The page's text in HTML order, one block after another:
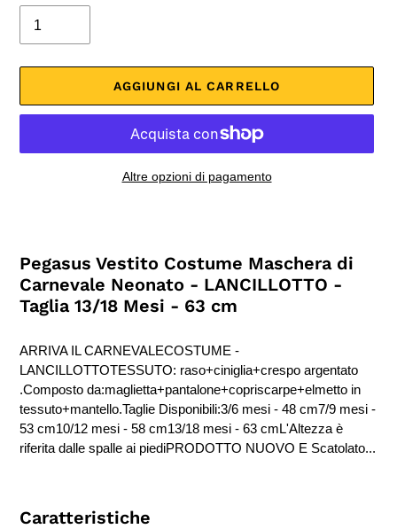
AGGIUNGI AL CARRELLO
Altre opzioni di pagamento
nel
carrello
Pegasus Vestito Costume Maschera di
Carnevale Neonato - LANCILLOTTO -
Taglia 13/18 Mesi - 63 cm
ARRIVA IL CARNEVALECOSTUME -
LANCILLOTTOTESSUTO: raso+ciniglia+crespo argentato
.Composto da:maglietta+pantalone+copriscarpe+elmetto in
tessuto+mantello.Taglie Disponibili:3/6 mesi - 48 cm7/9 mesi -
53 cm10/12 mesi - 58 cm13/18 mesi - 63 cmL'Altezza è
riferita dalle spalle ai piediPRODOTTO NUOVO E Scatolato...
Caratteristiche